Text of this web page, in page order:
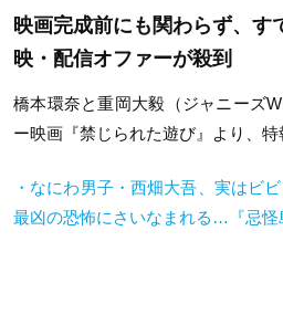
映画完成前にも関わらず、す
映・配信オファーが殺到
橋本環奈と重岡大毅（ジャニーズ
ー映画『禁じられた遊び』より、特
・なにわ男子・西畑大吾、実はビ
最凶の恐怖にさいなまれる…『忌怪